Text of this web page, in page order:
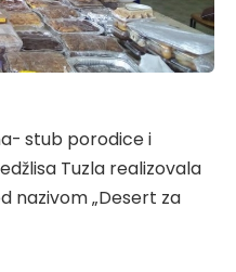
stub porodice i
Tuzla realizovala
nazivom „Desert za